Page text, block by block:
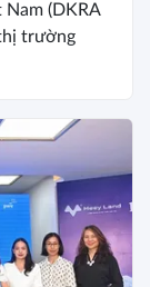
Nam (DKRA
trường